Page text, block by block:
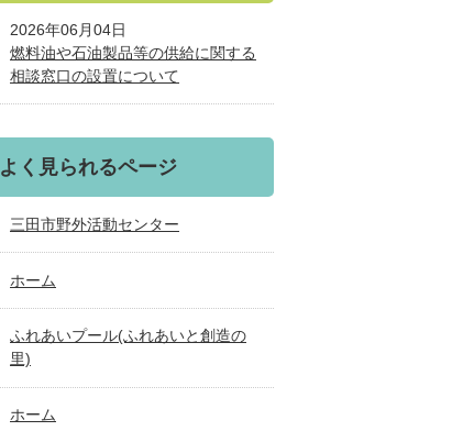
2026年06月04日
燃料油や石油製品等の供給に関する
相談窓口の設置について
よく見られるページ
三田市野外活動センター
ホーム
ふれあいプール(ふれあいと創造の
里)
ホーム